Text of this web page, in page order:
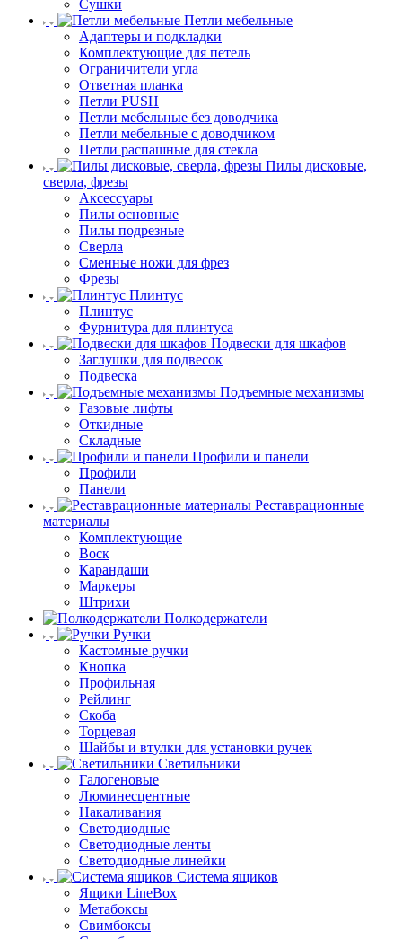
Сушки
Петли мебельные
Адаптеры и подкладки
Комплектующие для петель
Ограничители угла
Ответная планка
Петли PUSH
Петли мебельные без доводчика
Петли мебельные с доводчиком
Петли распашные для стекла
Пилы дисковые,
сверла, фрезы
Аксессуары
Пилы основные
Пилы подрезные
Сверла
Сменные ножи для фрез
Фрезы
Плинтус
Плинтус
Фурнитура для плинтуса
Подвески для шкафов
Заглушки для подвесок
Подвеска
Подъемные механизмы
Газовые лифты
Откидные
Складные
Профили и панели
Профили
Панели
Реставрационные
материалы
Комплектующие
Воск
Карандаши
Маркеры
Штрихи
Полкодержатели
Ручки
Кастомные ручки
Кнопка
Профильная
Рейлинг
Скоба
Торцевая
Шайбы и втулки для установки ручек
Светильники
Галогеновые
Люминесцентные
Накаливания
Светодиодные
Светодиодные ленты
Светодиодные линейки
Система ящиков
Ящики LineBox
Метабоксы
Свимбоксы